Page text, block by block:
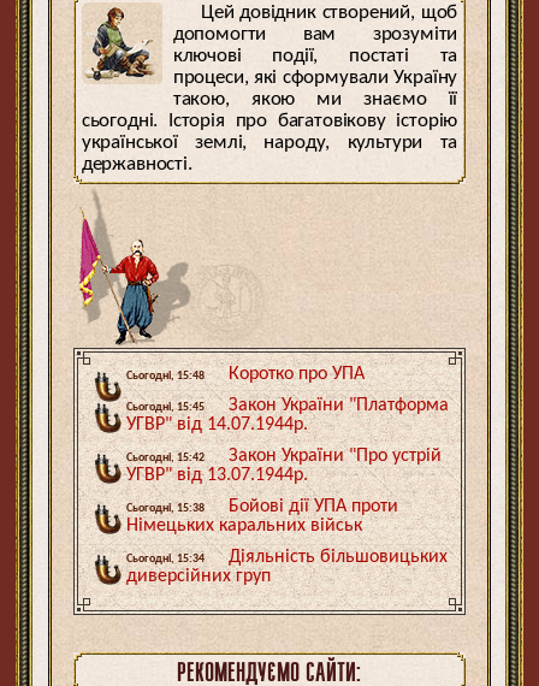
Цей довідник створений, щоб
допомогти вам зрозуміти
ключові події, постаті та
процеси, які сформували Україну
такою, якою ми знаємо її
сьогодні. Історія про багатовікову історію
української землі, народу, культури та
державності.
Сьогодні, 15:48 Коротко про УПА
Сьогодні, 15:45
Закон України "Платформа
УГВР" від 14.07.1944р.
Сьогодні, 15:42
Закон України "Про устрій
УГВР" від 13.07.1944р.
Сьогодні, 15:38
Бойові дії УПА проти
Німецьких каральних військ
Сьогодні, 15:34
Діяльність більшовицьких
диверсійних груп
РЕКОМЕНДУЄМО САЙТИ: